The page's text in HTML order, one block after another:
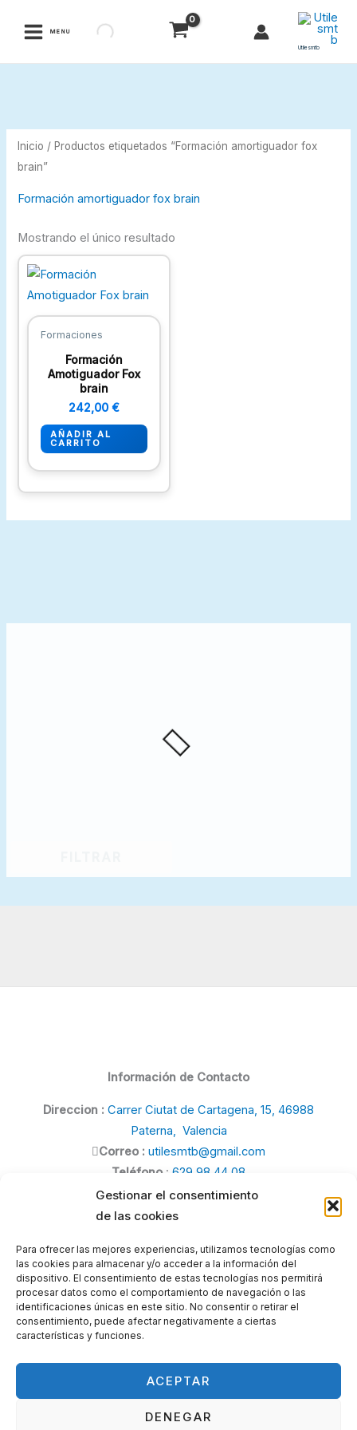
Gestionar el consentimiento
de las cookies
Para ofrecer las mejores experiencias, utilizamos tecnologías como
las cookies para almacenar y/o acceder a la información del
dispositivo. El consentimiento de estas tecnologías nos permitirá
procesar datos como el comportamiento de navegación o las
identificaciones únicas en este sitio. No consentir o retirar el
consentimiento, puede afectar negativamente a ciertas
características y funciones.
ACEPTAR
DENEGAR
MENU
Utilesmtb
Inicio / Productos etiquetados “Formación amortiguador fox
brain”
Formación amortiguador fox brain
Mostrando el único resultado
Formaciones
Formación
Amotiguador Fox
brain
242,00€
AÑADIR AL
CARRITO
Información de Contacto
Direccion : Carrer Ciutat de Cartagena, 15, 46988
Paterna, Valencia
Correo : utilesmtb@gmail.com
Teléfono: 629 98 44 08
Politica de Privacidad
Politica de Cookies
Aviso legal